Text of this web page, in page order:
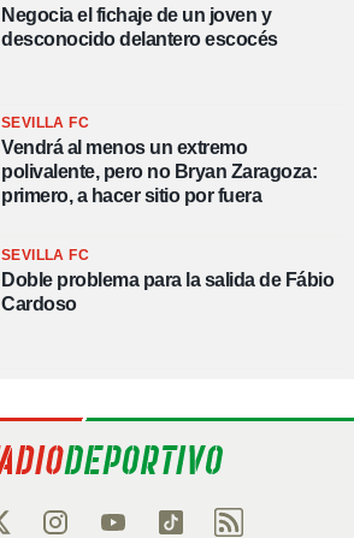
Negocia el fichaje de un joven y
desconocido delantero escocés
SEVILLA FC
Vendrá al menos un extremo
polivalente, pero no Bryan Zaragoza:
primero, a hacer sitio por fuera
SEVILLA FC
Doble problema para la salida de Fábio
Cardoso